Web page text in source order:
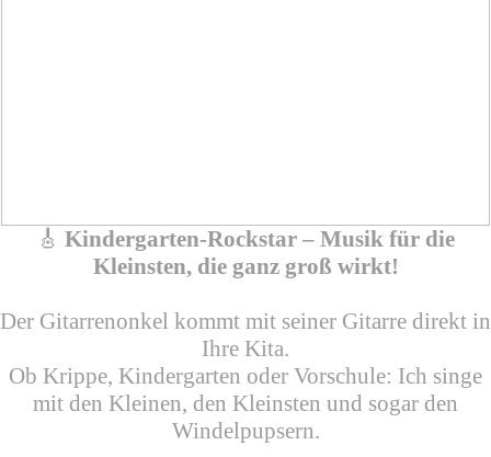
🎸 Kindergarten-Rockstar – Musik für die
Kleinsten, die ganz groß wirkt!
Der Gitarrenonkel kommt mit seiner Gitarre direkt in
Ihre Kita.
Ob Krippe, Kindergarten oder Vorschule: Ich singe
mit den Kleinen, den Kleinsten und sogar den
Windelpupsern.